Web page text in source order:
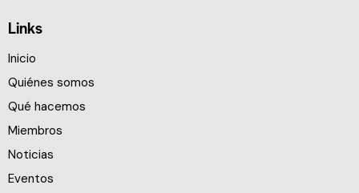
Links
Inicio
Quiénes somos
Qué hacemos
Miembros
Noticias
Eventos